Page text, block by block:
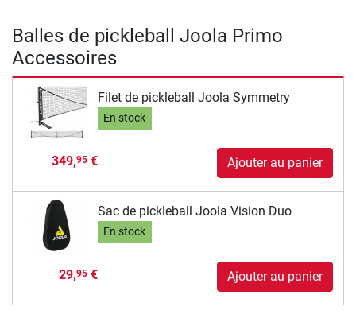
Balles de pickleball Joola Primo
Accessoires
Filet de pickleball Joola Symmetry
En stock
349,95€ Ajouter au panier
Sac de pickleball Joola Vision Duo
En stock
29,95€ Ajouter au panier